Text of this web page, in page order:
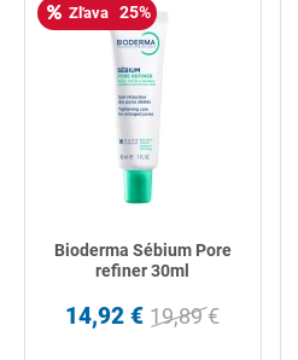
Zľava 25%
Bioderma Sébium Pore
refiner 30ml
14,92 € 19,89 €